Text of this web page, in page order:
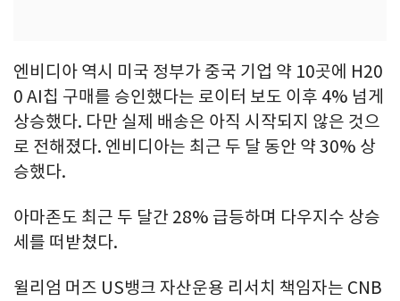
엔비디아 역시 미국 정부가 중국 기업 약 10곳에 H20
0 AI칩 구매를 승인했다는 로이터 보도 이후 4% 넘게
상승했다. 다만 실제 배송은 아직 시작되지 않은 것으
로 전해졌다. 엔비디아는 최근 두 달 동안 약 30% 상
승했다.
아마존도 최근 두 달간 28% 급등하며 다우지수 상승
세를 떠받쳤다.
윌리엄 머즈 US뱅크 자산운용 리서치 책임자는 CNB